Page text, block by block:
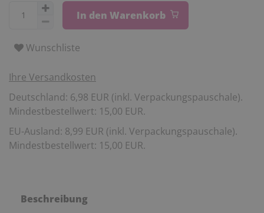
In den Warenkorb
Wunschliste
Ihre Versandkosten
Deutschland: 6,98 EUR (inkl. Verpackungspauschale).
Mindestbestellwert: 15,00 EUR.
EU-Ausland: 8,99 EUR (inkl. Verpackungspauschale).
Mindestbestellwert: 15,00 EUR.
Beschreibung